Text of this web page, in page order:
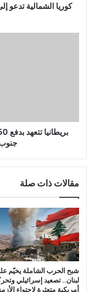
كوريا الشمالية تدعو
مقالات ذات صلة
شبح الحرب الشاملة يخيّم
لبنان.. تصعيد إسرائيلي
أمريكية متعثرة لاحتواء